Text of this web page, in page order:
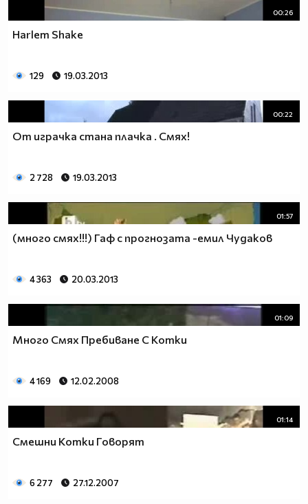
00:26
Harlem Shake
129 19.03.2013
00:22
От играчка стана плачка . Смях!
2 728 19.03.2013
01:57
(много смях!!!) Гаф с прогнозата -емил Чудаков
4 363 20.03.2013
01:09
Много Смях Пребиване С Котки
4 169 12.02.2008
01:14
Смешни Котки Говорят
6 277 27.12.2007